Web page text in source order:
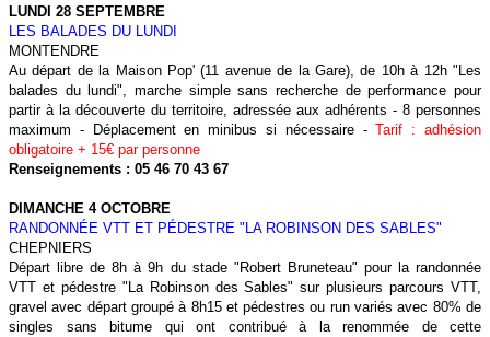
LUNDI 28 SEPTEMBRE
LES BALADES DU LUNDI
MONTENDRE
Au départ de la Maison Pop' (11 avenue de la Gare), de 10h à 12h "Les
balades du lundi", marche simple sans recherche de performance pour
partir à la découverte du territoire, adressée aux adhérents - 8 personnes
maximum - Déplacement en minibus si nécessaire -Tarif : adhésion
obligatoire + 15€ par personne
Renseignements : 05 46 70 43 67
DIMANCHE 4 OCTOBRE
RANDONNÉE VTT ET PÉDESTRE "LA ROBINSON DES SABLES"
CHEPNIERS
Départ libre de 8h à 9h du stade "Robert Bruneteau" pour la randonnée
VTT et pédestre "La Robinson des Sables" sur plusieurs parcours VTT,
gravel avec départ groupé à 8h15 et pédestres ou run variés avec 80% de
singles sans bitume qui ont contribué à la renommée de cette